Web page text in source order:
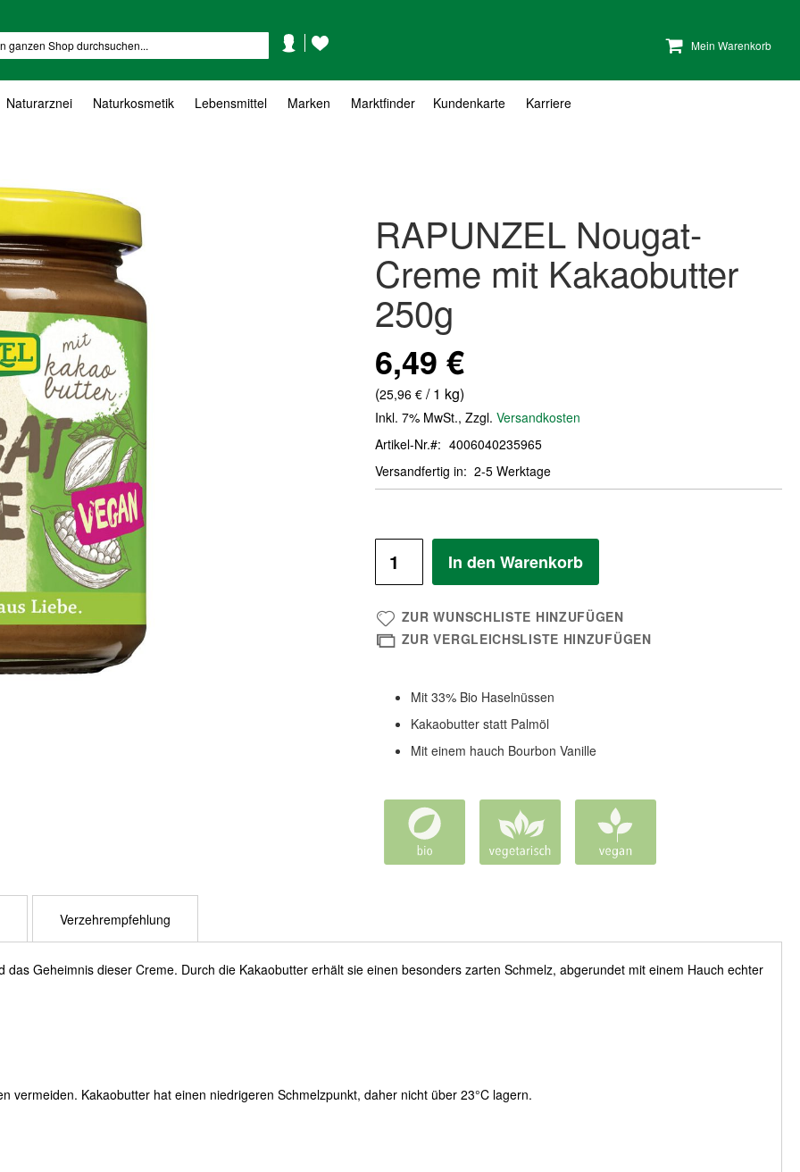
Mein Warenkorb
KontoWunschzettel
Naturarznei Naturkosmetik Lebensmittel Marken Marktfinder Kundenkarte Karriere
RAPUNZEL Nougat-
Creme mit Kakaobutter
250g
6,49 €
(25,96 €/ 1 kg)
Inkl. 7% MwSt., Zzgl. Versandkosten
Artikel-Nr.
4006040235965
Versandfertig in
2-5 Werktage
In den Warenkorb
ZUR WUNSCHLISTE HINZUFÜGEN
ZUR VERGLEICHSLISTE HINZUFÜGEN
Mit 33% Bio Haselnüssen
Kakaobutter statt Palmöl
Mit einem hauch Bourbon Vanille
Geheimnis dieser Creme. Durch die Kakaobutter erhält sie einen besonders zarten Schmelz, abgerundet mit einem Hauch echter
vermeiden. Kakaobutter hat einen niedrigeren Schmelzpunkt, daher nicht über 23°C lagern.
Verzehrempfehlung